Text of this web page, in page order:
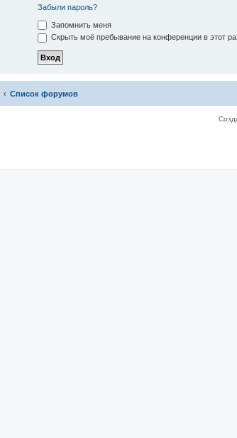
Забыли пароль?
Запомнить меня
Скрыть моё пребывание на конференции в этот
Список форумов